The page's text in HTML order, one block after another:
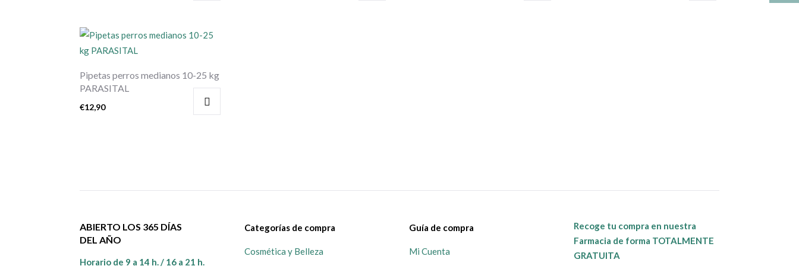
Pipetas perros medianos 10-25 kg
PARASITAL
€12,90
ABIERTO LOS 365 DÍAS
DEL AÑO
Horario de 9 a 14 h. / 16 a 21 h.
Categorías de compra
Cosmética y Belleza
Guía de compra
Mi Cuenta
Recoge tu compra en nuestra
Farmacia de forma TOTALMENTE
GRATUITA